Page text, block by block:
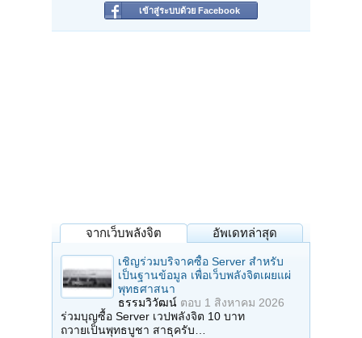
เข้าสู่ระบบด้วย Facebook
จากเว็บพลังจิต อัพเดทล่าสุด
เชิญร่วมบริจาคซื้อ Server สำหรับ
เป็นฐานข้อมูล เพื่อเว็บพลังจิตเผยแผ่
พุทธศาสนา
ธรรมวิวัฒน์ ตอบ 1 สิงหาคม 2026
ร่วมบุญซื้อ Server เวปพลังจิต 10 บาท
ถวายเป็นพุทธบูชา สาธุครับ…